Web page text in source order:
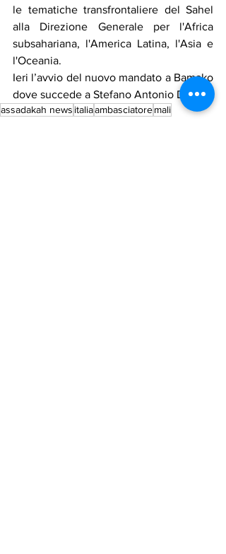
le tematiche transfrontaliere del Sahel
alla Direzione Generale per l'Africa
subsahariana, l'America Latina, l'Asia e
l'Oceania.
Ieri l’avvio del nuovo mandato a Bamako
dove succede a Stefano Antonio Dejak.
assadakah news italiaambasciatoremali